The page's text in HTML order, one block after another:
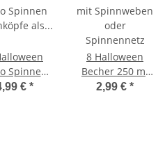
Spinnen
als
€ *
8 Halloween
Becher 250 ml
mit Spinnweben
2,99 € *